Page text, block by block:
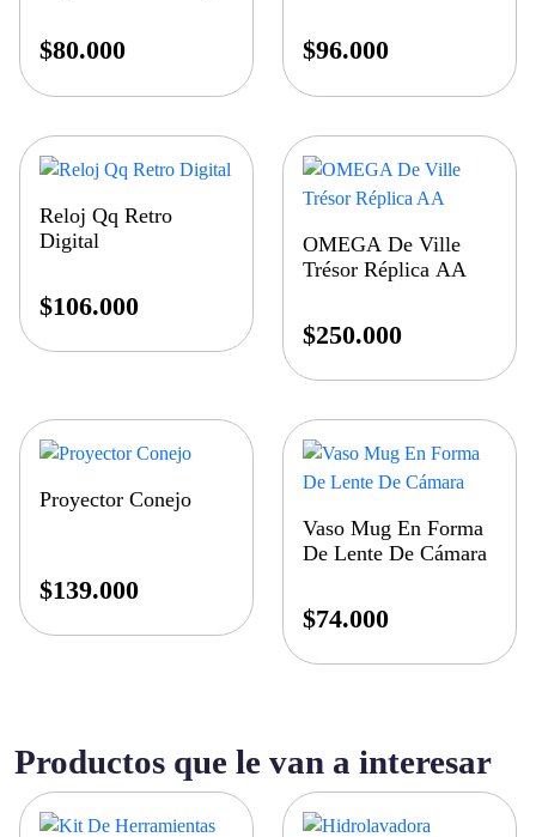
$80.000 $96.000
Reloj Qq Retro
Digital
$106.000
OMEGA De Ville
Trésor Réplica AA
$250.000
Proyector Conejo
$139.000
Vaso Mug En Forma
De Lente De Cámara
$74.000
Productos que le van a interesar